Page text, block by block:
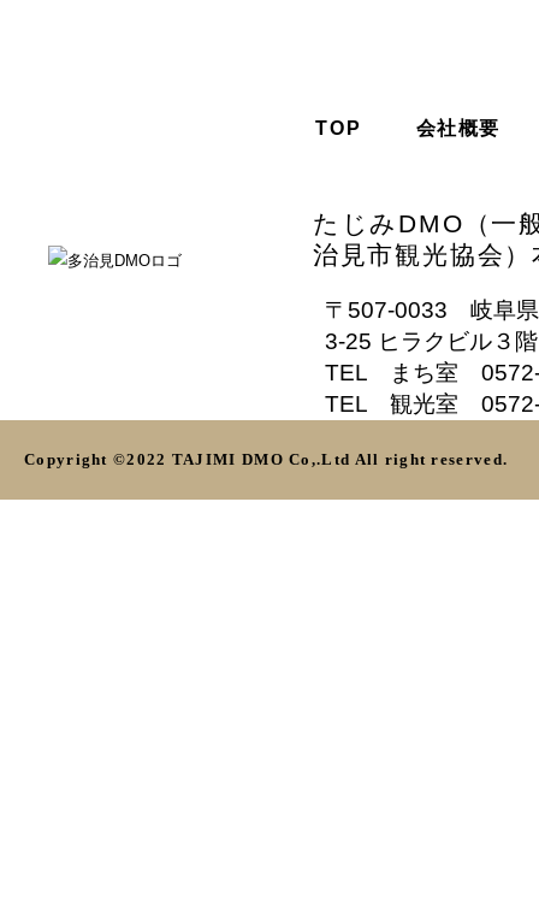
TOP 会社概要
たじみDMO（一
治見市観光協会）
〒507-0033 岐阜県
3-25 ヒラクビル３階
TEL まち室 0572-
TEL 観光室 0572-
Copyright ©2022 TAJIMI DMO Co,.Ltd All right reserved.